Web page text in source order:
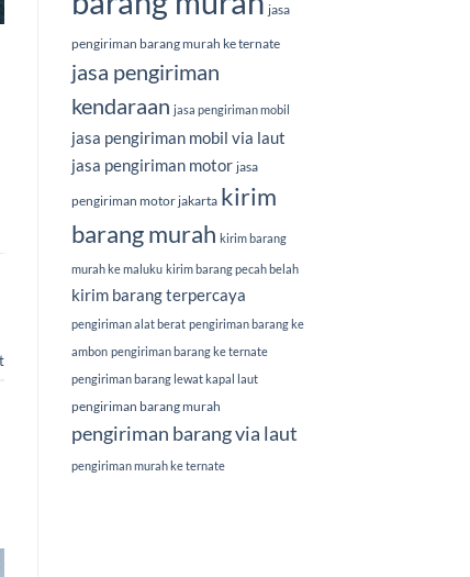
jasa
pengiriman barang murah ke ternate
jasa pengiriman
kendaraan jasa pengiriman mobil
jasa pengiriman mobil via laut
jasa pengiriman motor jasa
pengiriman motor jakarta kirim
barang murah kirim barang
murah ke maluku kirim barang pecah belah
kirim barang terpercaya
pengiriman alat berat pengiriman barang ke
ambon pengiriman barang ke ternate
pengiriman barang lewat kapal laut
pengiriman barang murah
pengiriman barang via laut
pengiriman murah ke ternate